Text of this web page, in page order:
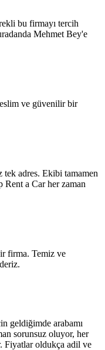
bu firmayı tercih
Mehmet Bey'e
ve güvenilir bir
tek adres. Ekibi tamamen
Rent a Car her zaman
firma. Temiz ve
geldiğimde arabamı
sorunsuz oluyor, her
Fiyatlar oldukça adil ve